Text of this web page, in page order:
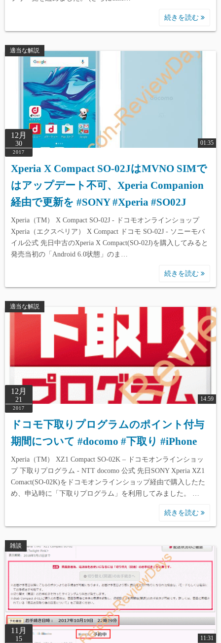
続きを読む
適当な解説
12月
30
2017
01:35
Xperia X Compact SO-02JはMVNO SIMで
はアップデート不可、Xperia Companion
経由で更新を #SONY #Xperia #SO02J
Xperia（TM） X Compact SO-02J - ドコモオンラインショップ
Xperia（エクスペリア） X Compact ドコモ SO-02J - ソニーモバ
イル公式 先日中古のXperia X Compact(SO-02J)を購入してみると
発売当初の「Android 6.0状態」のま…
続きを読む
適当な解説
12月
21
2017
14:59
ドコモ下取りプログラムのポイント付与
期間について #docomo #下取り #iPhone
Xperia（TM） XZ1 Compact SO-02K – ドコモオンラインショッ
プ 下取りプログラム - NTT docomo 公式 先日SONY Xperia XZ1
Comact(SO-02K)をドコモオンラインショップ経由で購入したた
め、申込時に「下取りプログラム」を利用してみました。 …
続きを読む
雑談
11月
15 11:31